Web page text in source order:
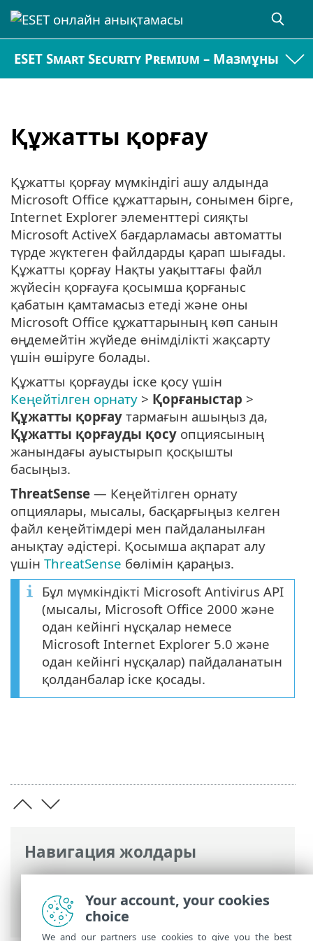
ESET Smart Security Premium – Мазмұны
Құжатты қорғау
Навигация жолдары
ESET онлайн анықтамасы>ESET Smart
Security Premium>Кеңейтілген орнату
Қорғаныстар> Құжатты қорғау
Құжатты қорғау мүмкіндігі ашу алдында
Microsoft Office құжаттарын, сонымен бірге,
Internet Explorer элементтері сияқты
Microsoft ActiveX бағдарламасы автоматты
түрде жүктеген файлдарды қарап шығады.
Құжатты қорғау Нақты уақыттағы файл
жүйесін қорғауға қосымша қорғаныс
қабатын қамтамасыз етеді және оны
Microsoft Office құжаттарының көп санын
өңдемейтін жүйеде өнімділікті жақсарту
үшін өшіруге болады.
Құжатты қорғауды іске қосу үшін
Кеңейтілген орнату > Қорғаныстар >
Құжатты қорғау тармағын ашыңыз да,
Құжатты қорғауды қосу опциясының
жанындағы ауыстырып қосқышты
басыңыз.
ThreatSense — Кеңейтілген орнату
опциялары, мысалы, басқарғыңыз келген
файл кеңейтімдері мен пайдаланылған
анықтау әдістері. Қосымша ақпарат алу
үшін ThreatSense бөлімін қараңыз.
Бұл мүмкіндікті Microsoft Antivirus API
(мысалы, Microsoft Office 2000 және
одан кейінгі нұсқалар немесе
Microsoft Internet Explorer 5.0 және
одан кейінгі нұсқалар) пайдаланатын
қолданбалар іске қосады.
Your account, your cookies
choice
We and our partners use cookies to give you the best